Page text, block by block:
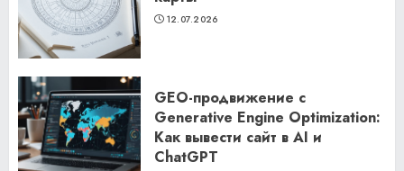
12.07.2026
GEO-продвижение с
Generative Engine Optimization:
Как вывести сайт в AI и
ChatGPT